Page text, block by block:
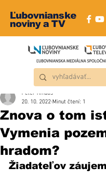
Ľubovnianske
noviny a TV
Znova o tom
Vymenia
hradom?
Peter Rindoš
20. 10. 2022 Minut čtení: 1
Žiadateľov záujem